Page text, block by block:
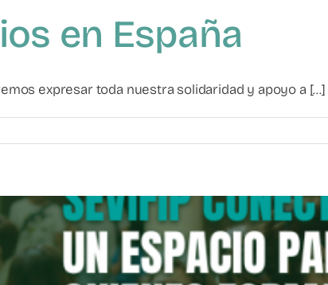
en España
expresar toda nuestra solidaridad y apoyo a [...]